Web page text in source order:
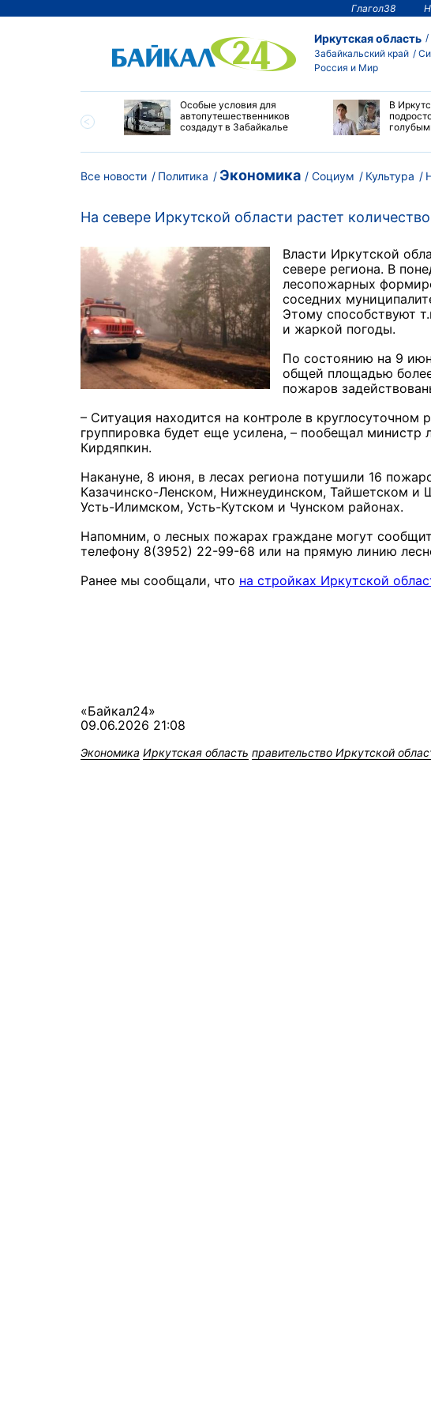
Глагол38
Иркутская область
Забайкальский край
Россия и Мир
на топливном
стабильной
Особые условия для
автопутешественников
создадут в Забайкалье
В
Все новости Политика Экономика Социум Культура
На севере Иркутской области растет
Власти Иркутской
севере региона. В
лесопожарных
соседних
Этому способствуют
и жаркой погоды.
По состоянию на 9
общей площадью
пожаров
– Ситуация находится на контроле в
группировка будет еще усилена, – пообещал министр
Кирдяпкин.
Накануне, 8 июня, в лесах региона потушили 16
Казачинско-Ленском, Нижнеудинском, Тайшетском и
Усть-Илимском, Усть-Кутском и Чунском районах.
Напомним, о лесных пожарах граждане могут
телефону 8(3952) 22-99-68 или на прямую линию
Ранее мы сообщали, что на стройках Иркутской
«Байкал24»
09.06.2026 21:08
Экономика Иркутская область правительство Иркутской